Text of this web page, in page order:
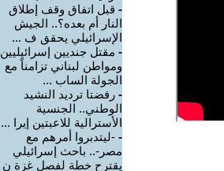
- قبل اتفاق وقف إطلاق
النار أم بعده؟.. الجيش
الإسرائيلي يحقق ف ...
- مقتل جنديين إسرائيليين
ومواطن لبناني تزامناً مع
الجولة الساب ...
- رفضتا ترديد النشيد
الوطني.. الجنسية
الأسترالية للاعبتين إيرا ...
- -ليتدبروا أمرهم مع
مصر-.. باحث إسرائيلي
يقترح خطة لفصل غزة ن